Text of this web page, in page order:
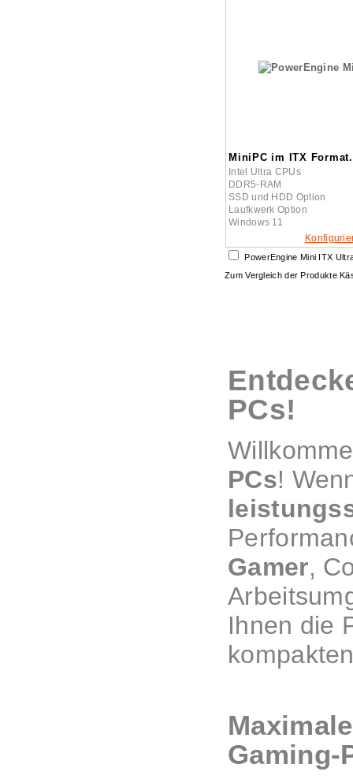
MiniPC im ITX Format.
Intel Ultra CPUs
DDR5-RAM
SSD und HDD Option
Laufkwerk Option
Windows 11
PowerEngine Mini ITX
Zum Vergleich der Produkte
PCs!
PCs!
Gamer,
Ihnen die
Gaming-